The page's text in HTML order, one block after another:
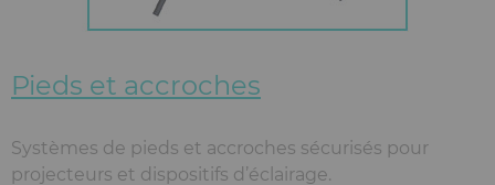
Pieds et accroches
Systèmes de pieds et accroches sécurisés pour
projecteurs et dispositifs d’éclairage.